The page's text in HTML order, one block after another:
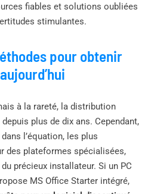
fiables et solutions oubliées
stimulantes.
pour obtenir
à la rareté, la distribution
plus de dix ans. Cependant,
l’équation, les plus
des plateformes spécialisées,
précieux installateur. Si un PC
MS Office Starter intégré,